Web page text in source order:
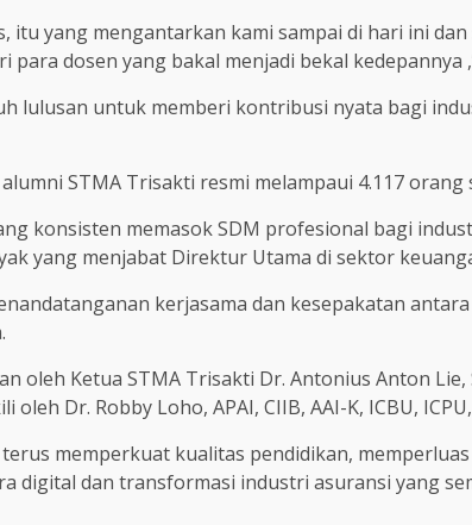
itu yang mengantarkan kami sampai di hari ini
dosen yang bakal menjadi bekal kedepannya
lulusan untuk memberi kontribusi nyata bagi
STMA Trisakti resmi melampaui 4.117
konsisten memasok SDM profesional bagi
yang menjabat Direktur Utama di sektor
kerjasama dan kesepakatan
oleh Ketua STMA Trisakti Dr. Antonius Anton Lie,
Dr. Robby Loho, APAI, CIIB, AAI-K, ICBU, ICPU,
memperkuat kualitas pendidikan,
digital dan transformasi industri asuransi yang